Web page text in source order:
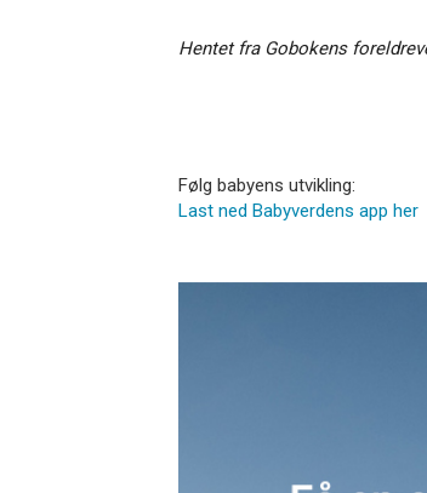
Hentet fra Gobokens
Følg babyens utvikling:
Last ned Babyverdens app her